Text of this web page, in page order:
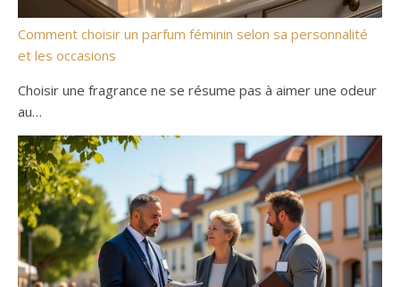
Comment choisir un parfum féminin selon sa personnalité
et les occasions
Choisir une fragrance ne se résume pas à aimer une odeur
au…